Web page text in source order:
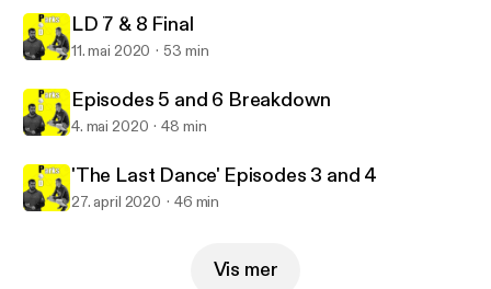
Parks Pod
LD 7 & 8 Final
11. mai 2020 53 min
Episodes 5 and 6 Breakdown
4. mai 2020 48 min
'The Last Dance' Episodes 3 and 4
27. april 2020 46 min
Vis mer